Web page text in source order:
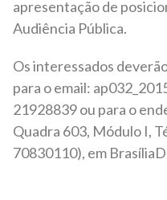
apresentação de
Audiência Pública.
Os interessados
para o e­mail:
21928839 ou para o
Quadra 603, Módulo I,
70830­110), em